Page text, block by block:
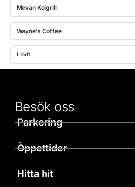
Mevan Kolgrill
Wayne’s Coffee
Lindt
Besök oss
Parkering
Öppettider
Hitta hit